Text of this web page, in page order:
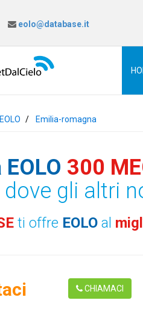
eolo@database.it
Emilia-romagna
300
gli altri
ti offre EOLO al
CHIAMACI